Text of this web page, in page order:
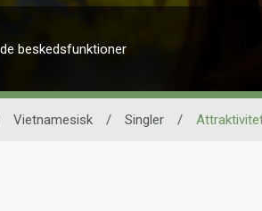
beskedsfunktioner
Vietnamesisk / Singler /